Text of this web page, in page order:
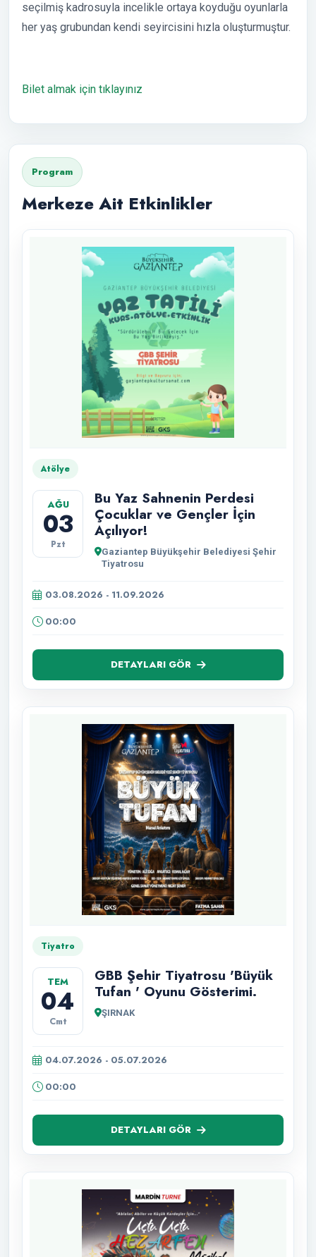
seçilmiş kadrosuyla incelikle ortaya koyduğu oyunlarla
her yaş grubundan kendi seyircisini hızla oluşturmuştur.
Bilet almak için tıklayınız
Program
Merkeze Ait Etkinlikler
Atölye
AĞU
03
Pzt
Bu Yaz Sahnenin Perdesi
Çocuklar ve Gençler İçin
Açılıyor!
Gaziantep Büyükşehir Belediyesi Şehir
Tiyatrosu
03.08.2026 - 11.09.2026
00:00
DETAYLARI GÖR
Tiyatro
TEM
04
Cmt
GBB Şehir Tiyatrosu 'Büyük
Tufan ' Oyunu Gösterimi.
ŞIRNAK
04.07.2026 - 05.07.2026
00:00
DETAYLARI GÖR